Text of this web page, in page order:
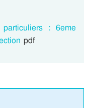
: 6eme
pdf